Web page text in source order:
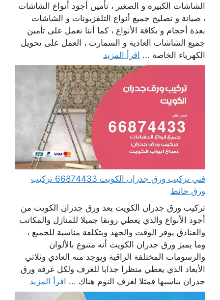
الشاشات الكبيرة و الصغير ، تأمين أجود أنواع الشاشات
، صيانة و تصليح جميع أنواع التلفزيونات و الشاشات
بعدة أحجام و بكافة الأنواع ، كما أننا نعمل على تأمين
جميع الشاشات العادية و السمارت ، العمل على تحويل
الكهرباء الخاصة ... اقرأ المزيد
فني تركيب ورق جدران الكويت 66874433 تركيب
ورق حائط
تركيب ورق جدران الكويت يعد ورق جدران الكويت من
أجود الأنواع والذي يعطي رونقا جميلا للمنازل والمكاتب
والفنادق يوفر الوقت والجهد وبتكلفة مناسبة للجميع ،
وما يميز ورق جدران الكويت أنه متنوع بالألوان
والرسومات المختلفة الراقية ويوجد منه العادي وثلاثي
الأبعاد الذي يعطي منظرا جذابا للغرف ولكل غرفة ورق
جدران يناسبها فمثلا لغرف النوم هناك ... اقرأ المزيد